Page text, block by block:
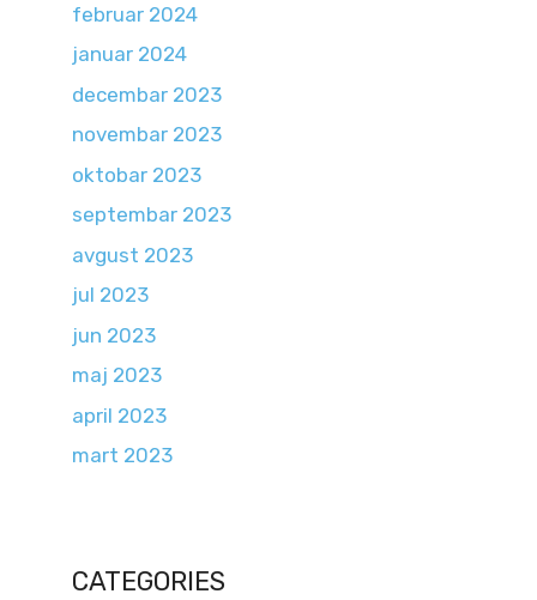
februar 2024
januar 2024
decembar 2023
novembar 2023
oktobar 2023
septembar 2023
avgust 2023
jul 2023
jun 2023
maj 2023
april 2023
mart 2023
CATEGORIES